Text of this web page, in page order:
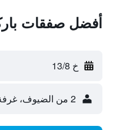
أفضل صفقات
خ 13/8
2 من الضيوف، غرفة واحدة